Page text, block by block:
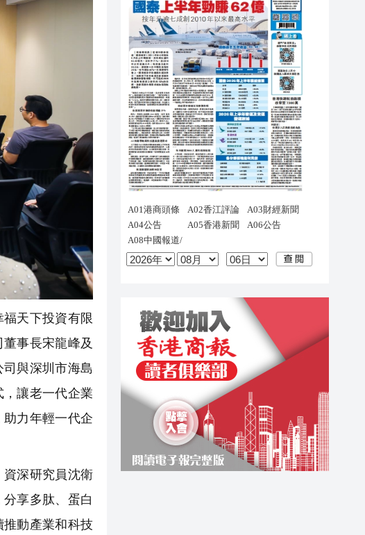
天下投資有限
事長宋龍峰及
與深圳市海島
讓老一代企業
力年輕一代企
深研究員沈衛
享多肽、蛋白
動產業和科技